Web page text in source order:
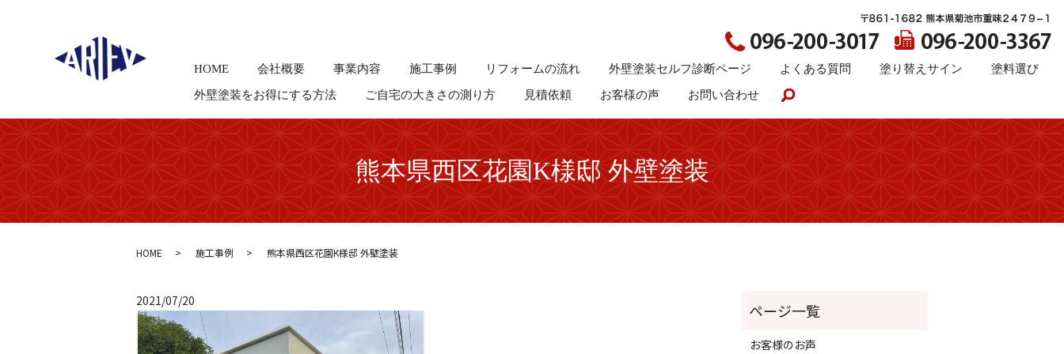
HOME 会社概要 事業内容 施工事例 リフォームの流れ 外壁塗装セルフ診断ページ よくある質問 塗り替えサイン 塗料選び
外壁塗装をお得にする方法 ご自宅の大きさの測り方 見積依頼 お客様の声 お問い合わせ search
熊本県西区花園K様邸 外壁塗装
HOME 施工事例 熊本県西区花園K様邸 外壁塗装
2021/07/20
お客様のお声